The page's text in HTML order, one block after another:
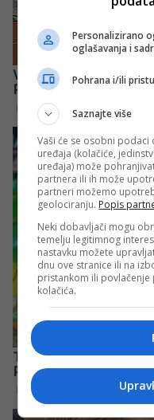
Personalizirano
oglašavanja i
Pohrana i/ili
Saznajte više
Vaši će se osobni
uređaja (kolačiće,
uređaja) može
partnera ili ih može
partneri možemo
geolociranju. Popis
Neki dobavljači mogu
temelju legitimnog
nastavku možete
dnu ove stranice ili na
pristankom ili
kolačića.